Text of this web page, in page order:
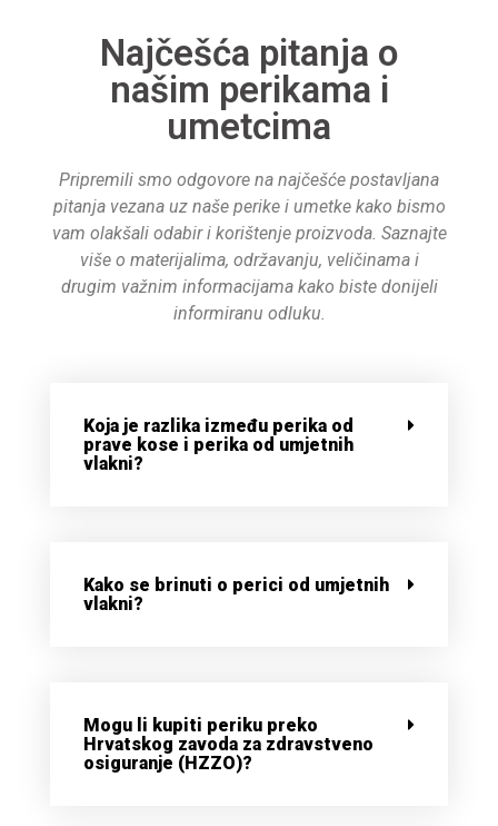
Najčešća pitanja o
našim perikama i
umetcima
Pripremili smo odgovore na najčešće postavljana
pitanja vezana uz naše perike i umetke kako bismo
vam olakšali odabir i korištenje proizvoda. Saznajte
više o materijalima, održavanju, veličinama i
drugim važnim informacijama kako biste donijeli
informiranu odluku.
Koja je razlika između perika od
prave kose i perika od umjetnih
vlakni?
Kako se brinuti o perici od umjetnih
vlakni?
Mogu li kupiti periku preko
Hrvatskog zavoda za zdravstveno
osiguranje (HZZO)?